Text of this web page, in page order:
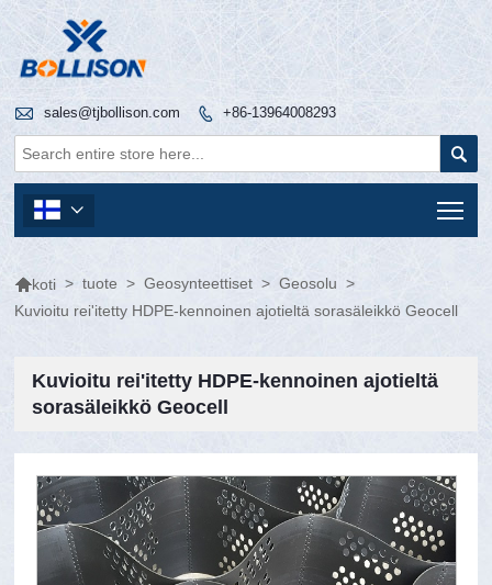
 sales@tjbollison.com  +86-13964008293


koti > tuote > Geosynteettiset > Geosolu >
Kuvioitu rei'itetty HDPE-kennoinen ajotieltä sorasäleikkö Geocell
Kuvioitu rei'itetty HDPE-kennoinen ajotieltä
sorasäleikkö Geocell